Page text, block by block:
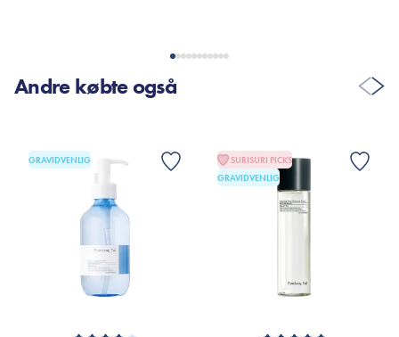
Andre købte også
GRAVIDVENLIG
SURISURI PICKS
GRAVIDVENLIG